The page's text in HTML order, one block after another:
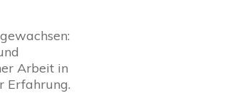
Arbeit in
Erfahrung.